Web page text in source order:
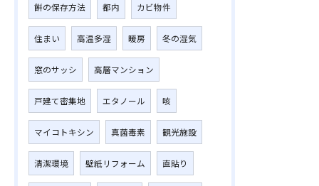
餅の保存方法 都内 カビ物件
住まい 高温多湿 暖房 冬の湿気
窓のサッシ 高層マンション
戸建て密集地 エタノール 咳
マイコトキシン 真菌毒素 観光施設
清潔環境 壁紙リフォーム 直貼り